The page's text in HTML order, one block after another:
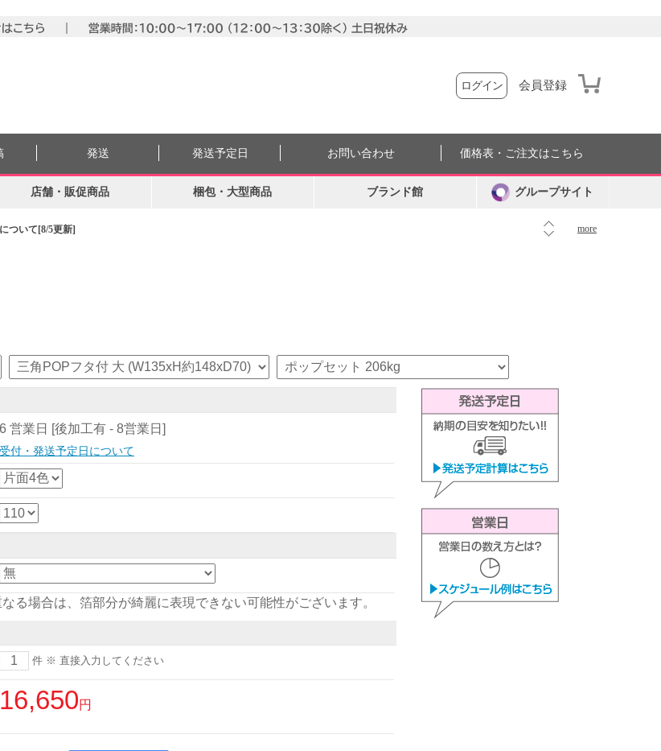
ログイン 会員登録
ついて[8/5更新] more
発送 発送予定日 お問い合わせ 価格表・ご注文はこちら
店舗・販促商品 梱包・大型商品 ブランド館 グループサイト
6 営業日 [後加工有 - 8営業日]
受付・発送予定日について
る場合は、箔部分が綺麗に表現できない可能性がございます。
件 ※ 直接入力してください
16,650円